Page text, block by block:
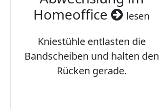
Homeoffice
lesen
Kniestühle entlasten die
Bandscheiben und halten den
Rücken gerade.